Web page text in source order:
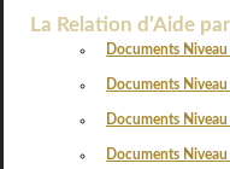
Documents Niveau I
Documents Niveau
Documents Niveau
Documents
La Relation d’Aide